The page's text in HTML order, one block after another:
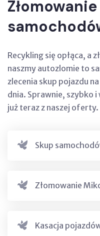
Recykling się opłąca, a
naszmy autozlomie to
zlecenia skup pojazdu
dnia. Sprawnie, szybko
już teraz z naszej oferty.
Skup
Złomowanie
Kasacja